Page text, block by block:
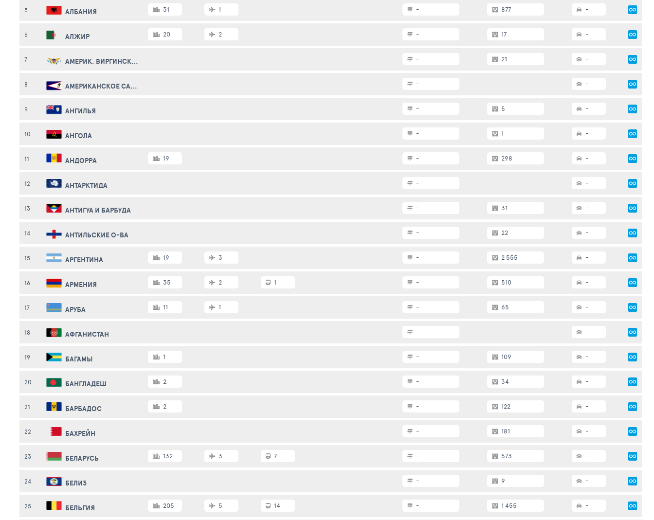
5 АЛБАНИЯ 31 1 - 877 -
6 АЛЖИР 20 2 - 17 -
7 АМЕРИК. ВИРГИНСКИЕ О-ВА - 21 -
8 АМЕРИКАНСКОЕ САМОА - -
9 АНГИЛЬЯ - 5 -
10 АНГОЛА - 1 -
11 АНДОРРА 19 - 298 -
12 АНТАРКТИДА - -
13 АНТИГУА И БАРБУДА - 31 -
14 АНТИЛЬСКИЕ О-ВА - 22 -
15 АРГЕНТИНА 19 3 - 2 555 -
16 АРМЕНИЯ 35 2 1 - 510 -
17 АРУБА 11 1 - 65 -
18 АФГАНИСТАН - -
19 БАГАМЫ 1 - 109 -
20 БАНГЛАДЕШ 2 - 34 -
21 БАРБАДОС 2 - 122 -
22 БАХРЕЙН - 181 -
23 БЕЛАРУСЬ 132 3 7 - 573 -
24 БЕЛИЗ - 9 -
25 БЕЛЬГИЯ 205 5 14 - 1 455 -